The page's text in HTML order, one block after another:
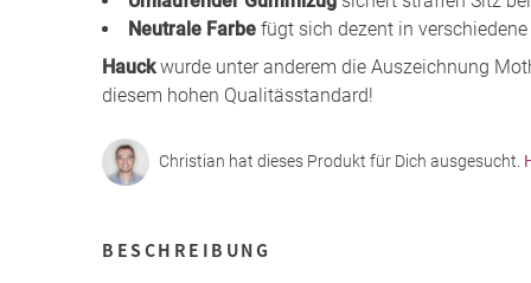
Neutrale Farbe fügt sich dezent in
Hauckwurde unter anderem die Auszeichnung
diesem hohen Qualitässtandard!
Christian hat dieses Produkt für Dich ausgesucht.
BESCHREIBUNG